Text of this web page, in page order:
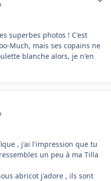
superbes photos ! C'est
Much, mais ses copains ne
blanche alors, je n'en
, j'ai l'impression que tu
un peu à ma Tilla
abricot j'adore , ils sont